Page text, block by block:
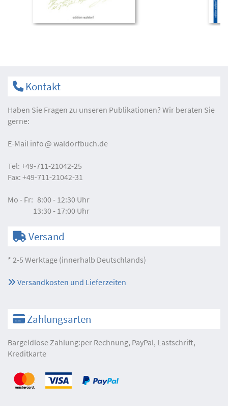
Kontakt
Haben Sie Fragen zu unseren Publikationen? Wir beraten Sie
gerne:
E-Mail info waldorfbuch.de
Tel: +49-711-21042-25
Fax: +49-711-21042-31
Mo - Fr: 8:00 - 12:30 Uhr
13:30 - 17:00 Uhr
Versand
* 2-5 Werktage (innerhalb Deutschlands)
Versandkosten und Lieferzeiten
Zahlungsarten
Bargeldlose Zahlung:per Rechnung, PayPal, Lastschrift,
Kreditkarte